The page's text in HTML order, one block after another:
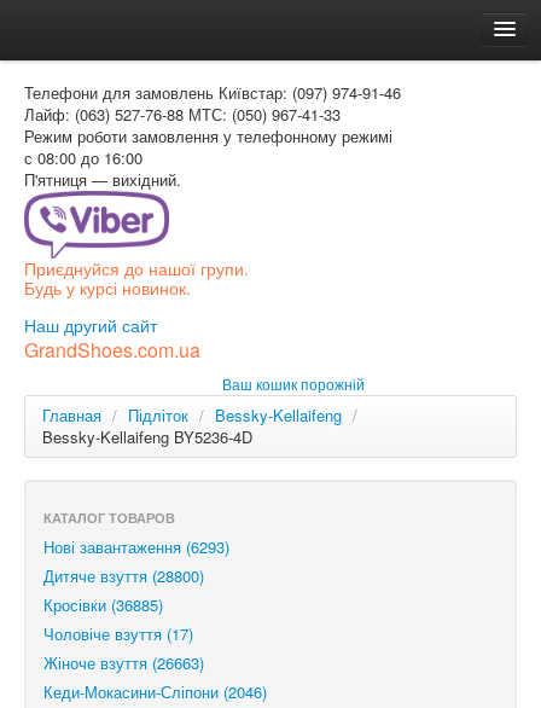
Доставка и оплата
Как заказать
Контакти
Таблиця розмірів
Вхід для покупця
РОС
Телефони для замовлень Київстар: (097) 974-91-46
Лайф: (063) 527-76-88 МТС: (050) 967-41-33
Режим роботи замовлення у телефонному режимі
с 08:00 до 16:00
П'ятниця — вихідний.
Приєднуйся до нашої групи.
Будь у курсі новинок.
Наш другий сайт
GrandShoes.com.ua
Ваш кошик порожній
Главная / Підліток / Bessky-Kellaifeng /
Bessky-Kellaifeng BY5236-4D
КАТАЛОГ ТОВАРОВ
Нові завантаження (6293)
Дитяче взуття (28800)
Кросівки (36885)
Чоловіче взуття (17)
Жіноче взуття (26663)
Кеди-Мокасини-Сліпони (2046)